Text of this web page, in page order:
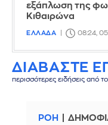
εξάπλωση της
Κιθαιρώνα
ΕΛΛΑΔΑ 08:24,
ΔΙΑΒΑΣΤΕ
περισσότερες ειδήσεις από
ΡΟΗ